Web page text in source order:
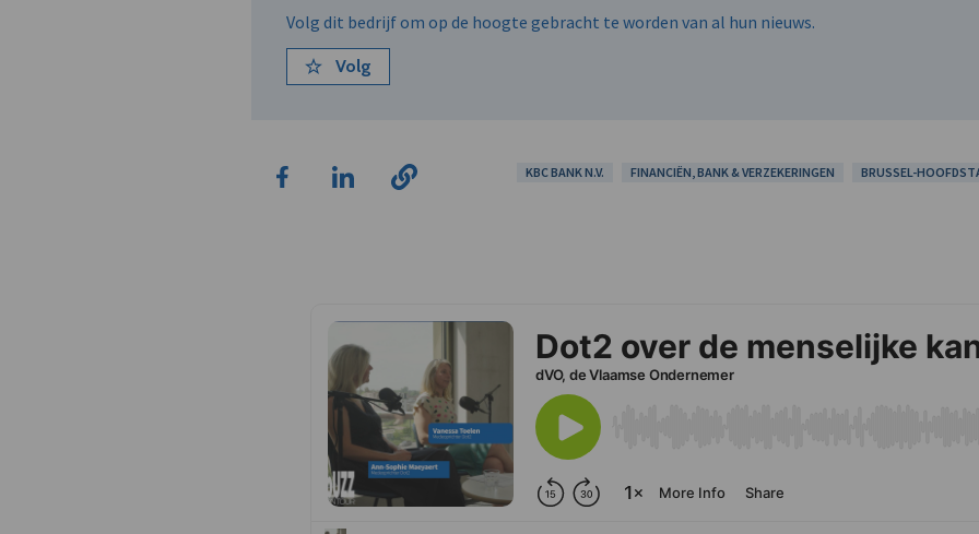
Volg dit bedrijf om op de hoogte gebracht te worden van al hun nieuws.
Volg
KBC BANK N.V. FINANCIËN, BANK & VERZEKERINGEN BRUSSEL-